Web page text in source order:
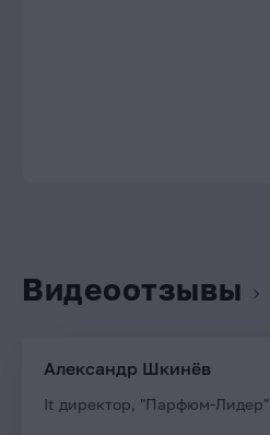
Видеоотзывы
Александр Шкинёв
It директор, "Парфюм-Лидер"